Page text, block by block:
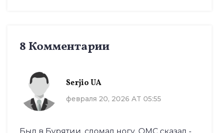
8 Комментарии
Serjio UA
февраля 20, 2026 AT 05:55